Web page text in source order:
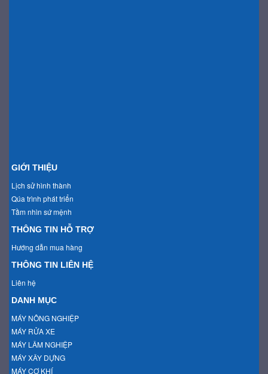
GIỚI THIỆU
Lịch sử hình thành
Qúa trình phát triển
Tầm nhìn sứ mệnh
THÔNG TIN HỖ TRỢ
Hướng dẫn mua hàng
THÔNG TIN LIÊN HỆ
Liên hệ
DANH MỤC
MÁY NÔNG NGHIỆP
MÁY RỬA XE
MÁY LÂM NGHIỆP
MÁY XÂY DỰNG
MÁY CƠ KHÍ